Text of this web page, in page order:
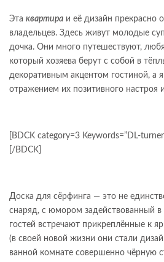
Эта квартира и её дизайн прекрасно
владельцев. Здесь живут молодые
дочка. Они много путешествуют,
который хозяева берут с собой в
декоративным акцентом гостиной, а
отражением их позитивного настроя
[BDCK category=3 Keywords=”DL-
[/BDCK]
Доска для сёрфинга — это не
снаряд, с юмором задействованный в
гостей встречают прикреплённые к
(в своей новой жизни они стали
ванной комнате совершенно чёрную